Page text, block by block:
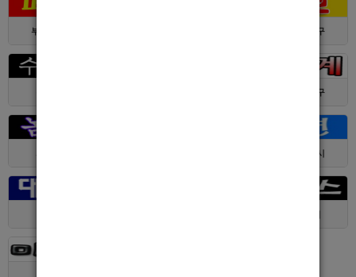
부산 > 부산진구 서울 > 동대문구
서울 > 동대문구
제주 > 서귀포시